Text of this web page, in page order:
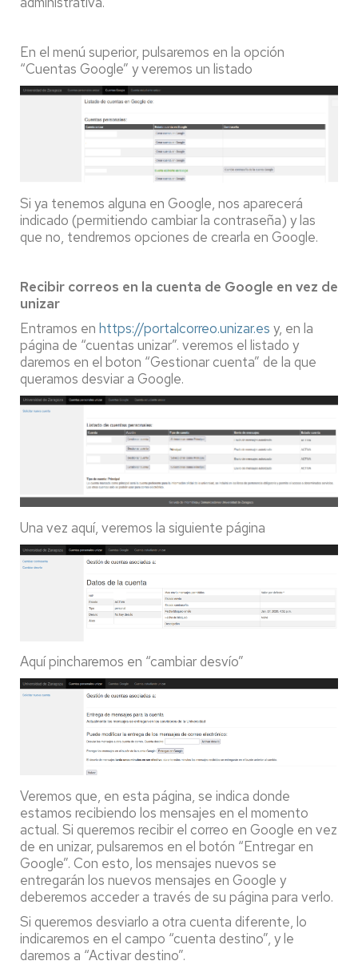
En el menú superior, pulsaremos en la opción
“Cuentas Google” y veremos un listado
Si ya tenemos alguna en Google, nos aparecerá
indicado (permitiendo cambiar la contraseña) y las
que no, tendremos opciones de crearla en Google.
Recibir correos en la cuenta de Google en vez de
unizar
Entramos en https://portalcorreo.unizar.es y, en la
página de “cuentas unizar”. veremos el listado y
daremos en el boton “Gestionar cuenta” de la que
queramos desviar a Google.
Una vez aquí, veremos la siguiente página
Aquí pincharemos en “cambiar desvío”
Veremos que, en esta página, se indica donde
estamos recibiendo los mensajes en el momento
actual. Si queremos recibir el correo en Google en vez
de en unizar, pulsaremos en el botón “Entregar en
Google”. Con esto, los mensajes nuevos se
entregarán los nuevos mensajes en Google y
deberemos acceder a través de su página para verlo.
Si queremos desviarlo a otra cuenta diferente, lo
indicaremos en el campo “cuenta destino”, y le
daremos a “Activar destino”.